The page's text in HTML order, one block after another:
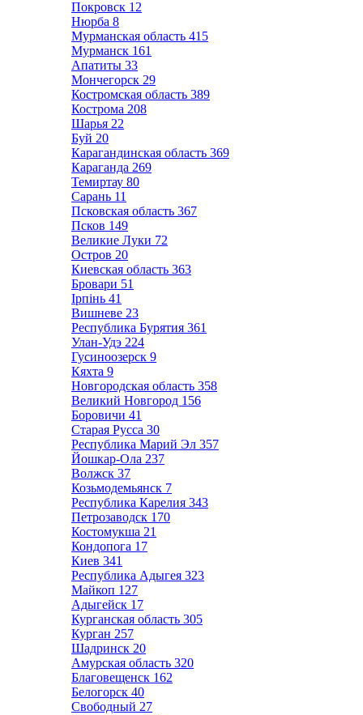
Покровск 12
Нюрба 8
Мурманская область 415
Мурманск 161
Апатиты 33
Мончегорск 29
Костромская область 389
Кострома 208
Шарья 22
Буй 20
Карагандинская область 369
Караганда 269
Темиртау 80
Сарань 11
Псковская область 367
Псков 149
Великие Луки 72
Остров 20
Киевская область 363
Бровари 51
Ірпінь 41
Вишневе 23
Республика Бурятия 361
Улан-Удэ 224
Гусиноозерск 9
Кяхта 9
Новгородская область 358
Великий Новгород 156
Боровичи 41
Старая Русса 30
Республика Марий Эл 357
Йошкар-Ола 237
Волжск 37
Козьмодемьянск 7
Республика Карелия 343
Петрозаводск 170
Костомукша 21
Кондопога 17
Киев 341
Республика Адыгея 323
Майкоп 127
Адыгейск 17
Курганская область 305
Курган 257
Шадринск 20
Амурская область 320
Благовещенск 162
Белогорск 40
Свободный 27